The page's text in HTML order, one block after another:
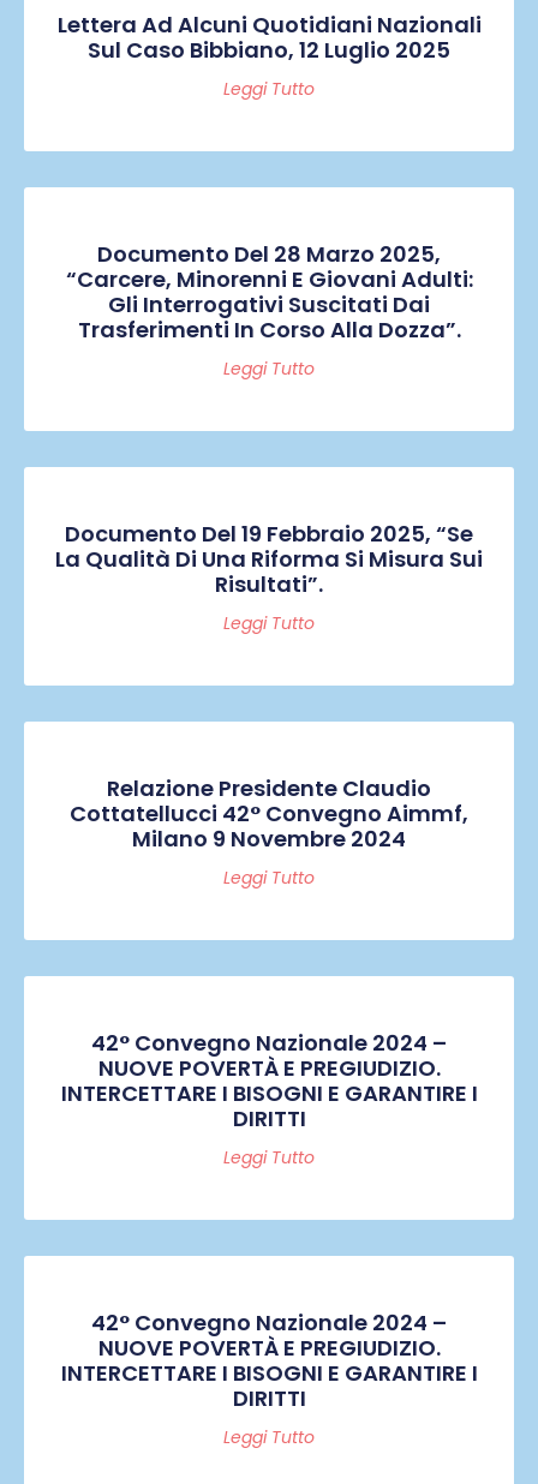
Lettera Ad Alcuni Quotidiani Nazionali
Sul Caso Bibbiano, 12 Luglio 2025
Leggi Tutto
Documento Del 28 Marzo 2025,
“Carcere, Minorenni E Giovani Adulti:
Gli Interrogativi Suscitati Dai
Trasferimenti In Corso Alla Dozza”.
Leggi Tutto
Documento Del 19 Febbraio 2025, “Se
La Qualità Di Una Riforma Si Misura Sui
Risultati”.
Leggi Tutto
Relazione Presidente Claudio
Cottatellucci 42° Convegno Aimmf,
Milano 9 Novembre 2024
Leggi Tutto
42° Convegno Nazionale 2024 –
NUOVE POVERTÀ E PREGIUDIZIO.
INTERCETTARE I BISOGNI E GARANTIRE I
DIRITTI
Leggi Tutto
42° Convegno Nazionale 2024 –
NUOVE POVERTÀ E PREGIUDIZIO.
INTERCETTARE I BISOGNI E GARANTIRE I
DIRITTI
Leggi Tutto